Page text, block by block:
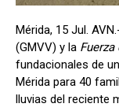
Mérida, 15 Jul.
(GMVV) y la Fuerza
fundacionales de
Mérida para 40
lluvias del reciente